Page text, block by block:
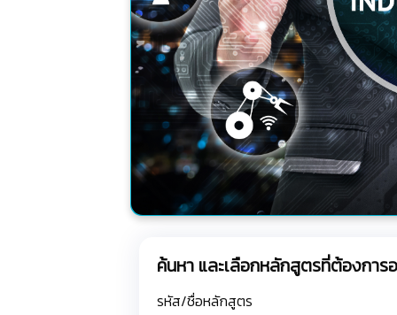
ค้นหา และเลือกหลักสูตรที่ต้องการ
รหัส/ชื่อหลักสูตร